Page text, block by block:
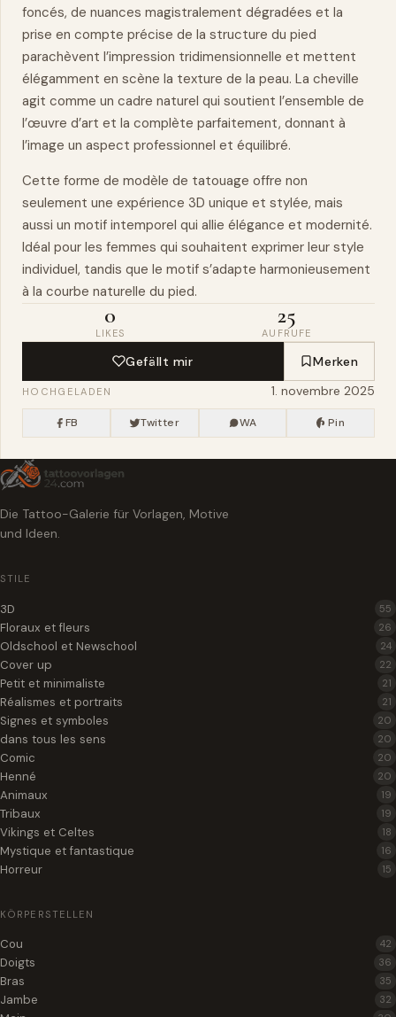
foncés, de nuances magistralement dégradées et la
prise en compte précise de la structure du pied
parachèvent l’impression tridimensionnelle et mettent
élégamment en scène la texture de la peau. La cheville
agit comme un cadre naturel qui soutient l’ensemble de
l’œuvre d’art et la complète parfaitement, donnant à
l’image un aspect professionnel et équilibré.
Cette forme de modèle de tatouage offre non
seulement une expérience 3D unique et stylée, mais
aussi un motif intemporel qui allie élégance et modernité.
Idéal pour les femmes qui souhaitent exprimer leur style
individuel, tandis que le motif s’adapte harmonieusement
à la courbe naturelle du pied.
0
LIKES
25
AUFRUFE
Gefällt mir Merken
HOCHGELADEN 1. novembre 2025
FB Twitter WA Pin
Die Tattoo-Galerie für Vorlagen, Motive
und Ideen.
STILE
3D 55
Floraux et fleurs 26
Oldschool et Newschool 24
Cover up 22
Petit et minimaliste 21
Réalismes et portraits 21
Signes et symboles 20
dans tous les sens 20
Comic 20
Henné 20
Animaux 19
Tribaux 19
Vikings et Celtes 18
Mystique et fantastique 16
Horreur 15
KÖRPERSTELLEN
Cou 42
Doigts 36
Bras 35
Jambe 32